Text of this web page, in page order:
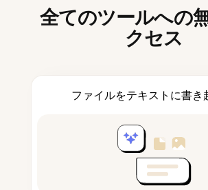
全てのツールへの
クセス
ファイルをテキストに書き